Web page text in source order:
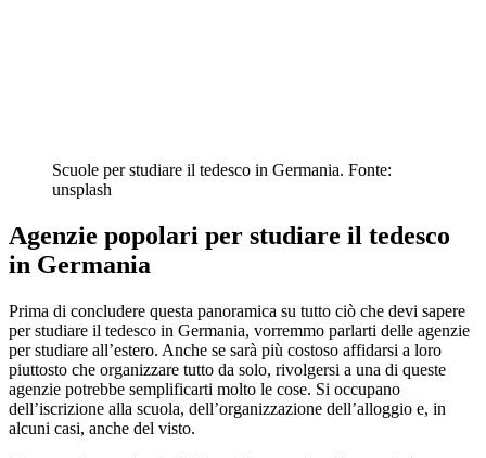
Scuole per studiare il tedesco in Germania. Fonte:
unsplash
Agenzie popolari per studiare il tedesco
in Germania
Prima di concludere questa panoramica su tutto ciò che devi sapere
per studiare il tedesco in Germania, vorremmo parlarti delle agenzie
per studiare all’estero. Anche se sarà più costoso affidarsi a loro
piuttosto che organizzare tutto da solo, rivolgersi a una di queste
agenzie potrebbe semplificarti molto le cose. Si occupano
dell’iscrizione alla scuola, dell’organizzazione dell’alloggio e, in
alcuni casi, anche del visto.